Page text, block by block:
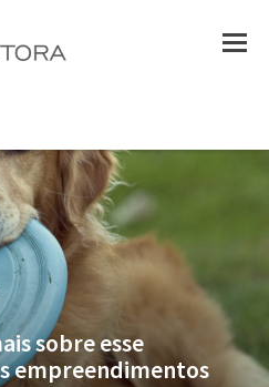
sobre esse
empreendimentos